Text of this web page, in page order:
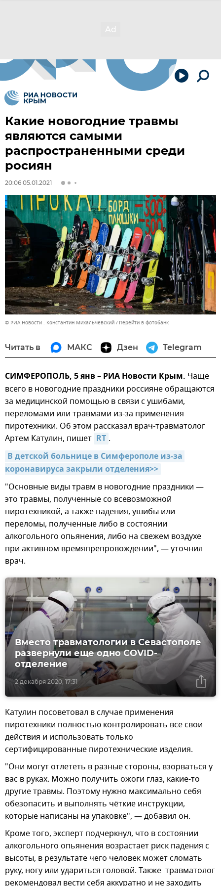
Какие новогодние травмы
являются самыми
распространенными среди
росиян
20:06 05.01.2021
© РИА Новости . Константин Михальчевский Перейти в фотобанк
Читать в МАКС Дзен Telegram
СИМФЕРОПОЛЬ, 5 янв – РИА Новости Крым. Чаще
всего в новогодние праздники россияне обращаются
за медицинской помощью в связи с ушибами,
переломами или травмами из-за применения
пиротехники. Об этом рассказал врач-травматолог
Артем Катулин, пишет RT .
В детской больнице в Симферополе из-за
коронавируса закрыли отделения>>
"Основные виды травм в новогодние праздники —
это травмы, полученные со всевозможной
пиротехникой, а также падения, ушибы или
переломы, полученные либо в состоянии
алкогольного опьянения, либо на свежем воздухе
при активном времяпрепровождении", — уточнил
врач.
2 декабря 2020, 17:31
Вместо травматологии в Севастополе
развернули еще одно COVID-
отделение
Катулин посоветовал в случае применения
пиротехники полностью контролировать все свои
действия и использовать только
сертифицированные пиротехнические изделия.
"Они могут отлететь в разные стороны, взорваться у
вас в руках. Можно получить ожоги глаз, какие-то
другие травмы. Поэтому нужно максимально себя
обезопасить и выполнять чёткие инструкции,
которые написаны на упаковке", — добавил он.
Кроме того, эксперт подчеркнул, что в состоянии
алкогольного опьянения возрастает риск падения с
высоты, в результате чего человек может сломать
руку, ногу или удариться головой. Также травматолог
рекомендовал вести себя аккуратно и не заходить